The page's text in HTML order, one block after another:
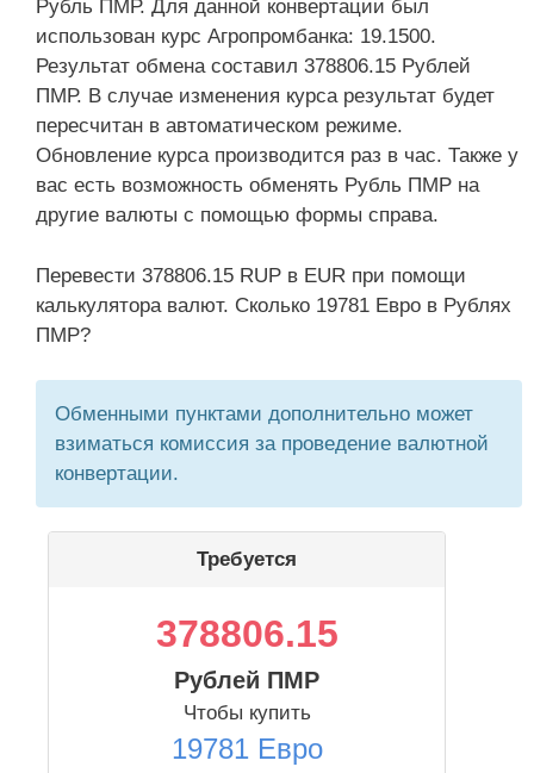
Рубль ПМР. Для данной конвертации был
использован курс Агропромбанка: 19.1500.
Результат обмена составил 378806.15 Рублей
ПМР. В случае изменения курса результат будет
пересчитан в автоматическом режиме.
Обновление курса производится раз в час. Также у
вас есть возможность обменять Рубль ПМР на
другие валюты с помощью формы справа.
Перевести 378806.15 RUP в EUR при помощи
калькулятора валют. Сколько 19781 Евро в Рублях
ПМР?
Обменными пунктами дополнительно может
взиматься комиссия за проведение валютной
конвертации.
Требуется
378806.15
Рублей ПМР
Чтобы купить
19781 Евро